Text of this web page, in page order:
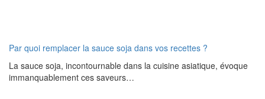
Par quoi remplacer la sauce soja dans vos recettes ?
La sauce soja, incontournable dans la cuisine asiatique, évoque
immanquablement ces saveurs…